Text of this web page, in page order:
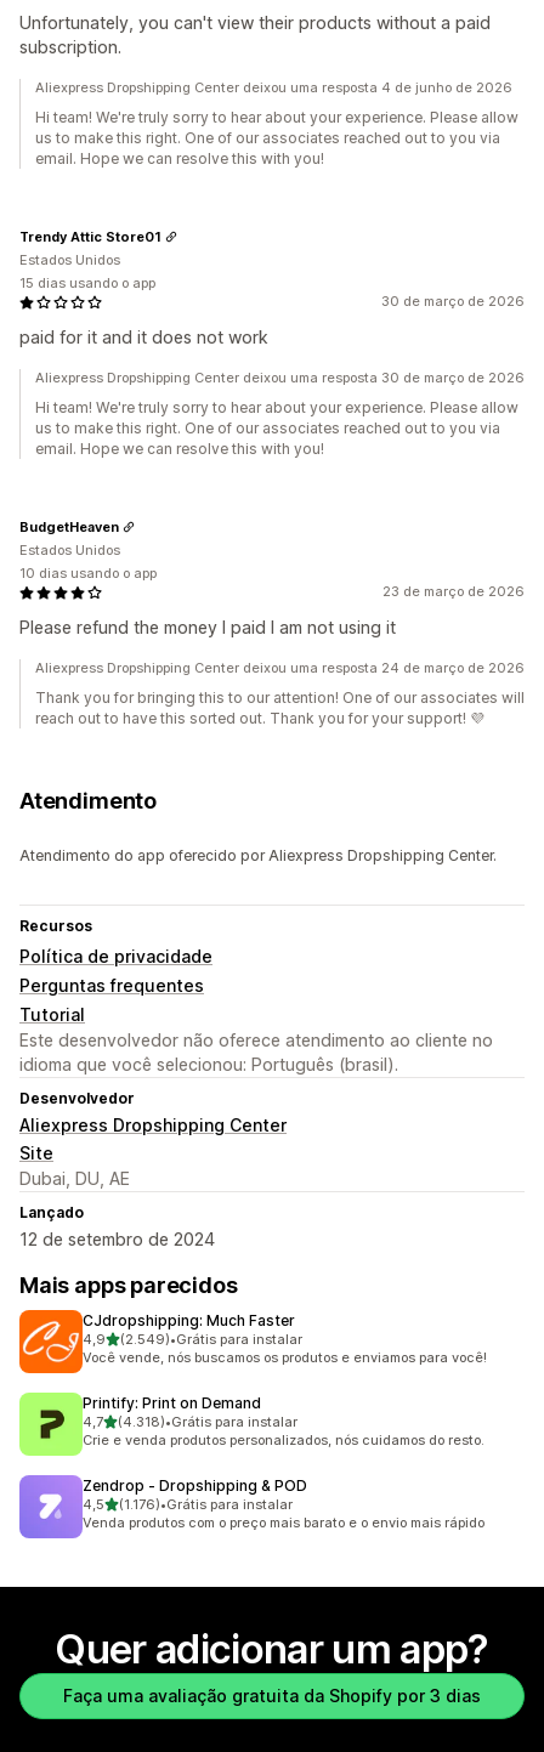
Unfortunately, you can't view their products without a paid
subscription.
Aliexpress Dropshipping Center deixou uma resposta 4 de junho de 2026
Hi team! We're truly sorry to hear about your experience. Please allow
us to make this right. One of our associates reached out to you via
email. Hope we can resolve this with you!
30 de março de 2026
paid for it and it does not work
Trendy Attic Store01
Estados Unidos
15 dias usando o app
Aliexpress Dropshipping Center deixou uma resposta 30 de março de 2026
Hi team! We're truly sorry to hear about your experience. Please allow
us to make this right. One of our associates reached out to you via
email. Hope we can resolve this with you!
23 de março de 2026
Please refund the money I paid I am not using it
BudgetHeaven
Estados Unidos
10 dias usando o app
Aliexpress Dropshipping Center deixou uma resposta 24 de março de 2026
Thank you for bringing this to our attention! One of our associates will
reach out to have this sorted out. Thank you for your support! 💜
Atendimento
Atendimento do app oferecido por Aliexpress Dropshipping Center.
Recursos
Política de privacidade
Perguntas frequentes
Tutorial
Este desenvolvedor não oferece atendimento ao cliente no
idioma que você selecionou: Português (brasil).
Desenvolvedor
Aliexpress Dropshipping Center
Site
Dubai, DU, AE
Lançado
12 de setembro de 2024
Mais apps parecidos
CJdropshipping: Much Faster
4,9de 5 estrelas
(2.549)
2549 avaliações ao todo
•Grátis para instalar
Você vende, nós buscamos os produtos e enviamos para você!
Printify: Print on Demand
4,7de 5 estrelas
(4.318)
4318 avaliações ao todo
•Grátis para instalar
Crie e venda produtos personalizados, nós cuidamos do resto.
Zendrop ‑ Dropshipping & POD
4,5de 5 estrelas
(1.176)
1176 avaliações ao todo
•Grátis para instalar
Venda produtos com o preço mais barato e o envio mais rápido
Quer adicionar um app?
Faça uma avaliação gratuita da Shopify por 3 dias